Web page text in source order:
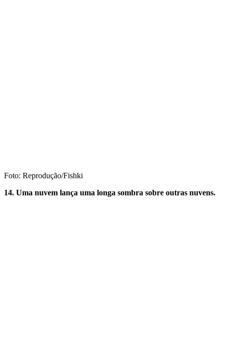
Foto: Reprodução/Fishki
14. Uma nuvem lança uma longa sombra sobre outras nuvens.